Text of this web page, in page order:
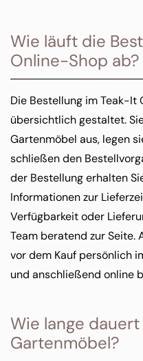
Wie läuft die
Online-Shop ab?
Die Bestellung im Teak-It
übersichtlich gestaltet.
Gartenmöbel aus, legen
schließen den
der Bestellung erhalten
Informationen zur
Verfügbarkeit oder
Team beratend zur Seite.
vor dem Kauf persönlich
und anschließend online
Wie lange
Gartenmöbel?